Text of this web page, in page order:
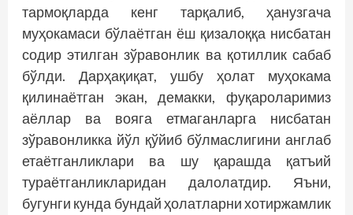
тармоқларда кенг тарқалиб, ҳанузгача
муҳокамаси бўлаётган ёш қизалоққа нисбатан
содир этилган зўравонлик ва қотиллик сабаб
бўлди. Дарҳақиқат, ушбу ҳолат муҳокама
қилинаётган экан, демакки, фуқароларимиз
аёллар ва вояга етмаганларга нисбатан
зўравонликка йўл қўйиб бўлмаслигини англаб
етаётганликлари ва шу қарашда қатъий
тураётганликларидан далолатдир. Яъни,
бугунги кунда бундай ҳолатларни хотиржамлик